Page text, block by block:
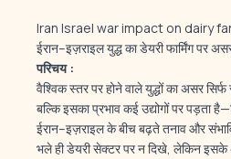
Iran Israel war impact on dairy
ईरान–इज़राइल युद्ध का डेयरी फार्मिंग पर
परिचय :
वैश्विक स्तर पर होने वाले युद्धों का असर
बल्कि इसका प्रभाव कई उद्योगों पर पड़ता
ईरान–इज़राइल के बीच बढ़ते तनाव और
भले ही डेयरी सेक्टर पर न दिखे, लेकिन इसके